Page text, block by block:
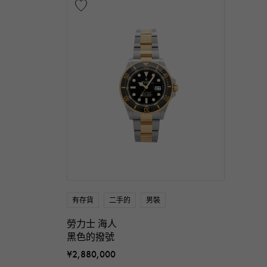
有存貨 二手的 男裝
勞力士 海人
黑色的撥號
¥2,880,000